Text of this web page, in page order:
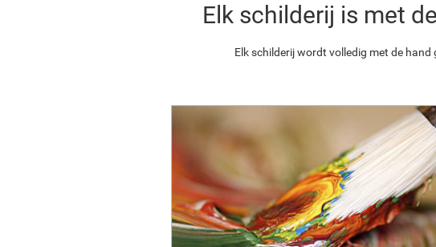
Elk schilderij is met
Elk schilderij wordt volledig met de